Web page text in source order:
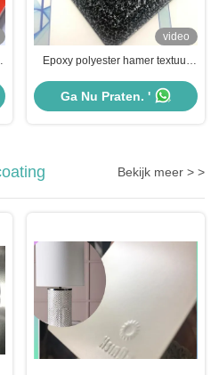
video
Epoxy polyester hamer textuur
verf
Ga Nu Praten. '
Bekijk meer > >